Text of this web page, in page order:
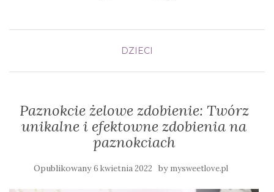
DZIECI
Paznokcie żelowe zdobienie: Twórz
unikalne i efektowne zdobienia na
paznokciach
Opublikowany6 kwietnia 2022 by mysweetlove.pl